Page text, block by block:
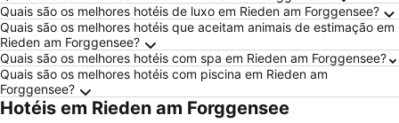
Quais são os melhores hotéis de luxo em Rieden am Forggensee?
Quais são os melhores hotéis que aceitam animais de estimação em
Rieden am Forggensee?
Quais são os melhores hotéis com spa em Rieden am Forggensee?
Quais são os melhores hotéis com piscina em Rieden am
Forggensee?
Hotéis em Rieden am Forggensee